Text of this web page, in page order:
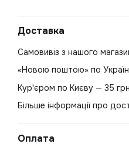
Доставка
Самовивіз з нашого
«Новою поштою» по
Кур'єром по Києву — 35
Більше інформації про
Оплата